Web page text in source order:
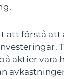
att förstå att
aktier vara